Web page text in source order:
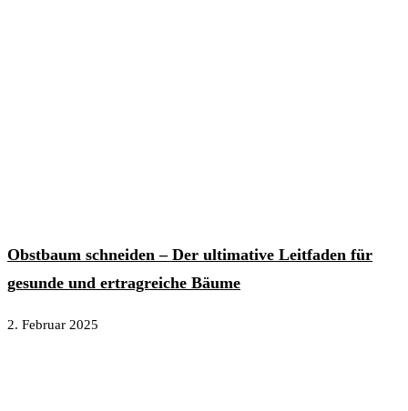
Obstbaum schneiden – Der ultimative Leitfaden für
gesunde und ertragreiche Bäume
2. Februar 2025